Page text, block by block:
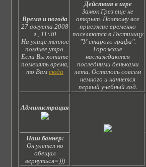
Время и погода
27 августа 2008
г., 11:30
На улице теплое
позднее утро.
Если Вы хотите
поменять время,
то Вамсюда
Действия в игре
Замок Грез еще не
открыт. Поэтому все
приезжие временно
поселяются в Гостиницу
"У старого графа".
Горожане
наслаждаются
последними деньками
лета. Осталось совсем
немного и начнется
первый учебный год.
Администрация
Наш баннер:
Он улетел но
обещал
вернуться=)))